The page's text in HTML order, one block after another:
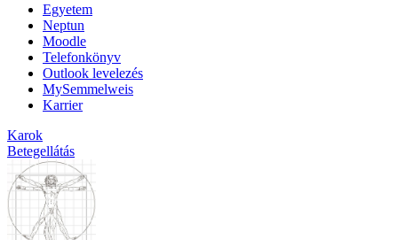
Egyetem
Neptun
Moodle
Telefonkönyv
Outlook levelezés
MySemmelweis
Karrier
Karok
Betegellátás